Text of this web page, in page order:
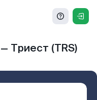
Триест (TRS)